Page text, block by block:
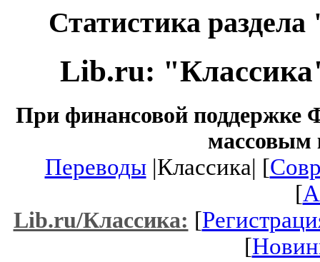
Статистика раздела
Lib.ru:
При финансовой поддержке
массовым
Переводы|Классика| [
[
Lib.ru/Классика: [
[